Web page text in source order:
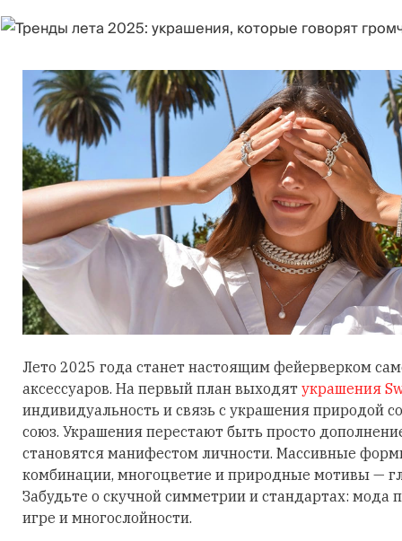
Лето 2025 года станет настоящим фейерверком
аксессуаров. На первый план выходят украшения
индивидуальность и связь с украшения природой
союз. Украшения перестают быть просто
становятся манифестом личности. Массивные
комбинации, многоцветие и природные мотивы —
Забудьте о скучной симметрии и стандартах: мода
игре и многослойности.